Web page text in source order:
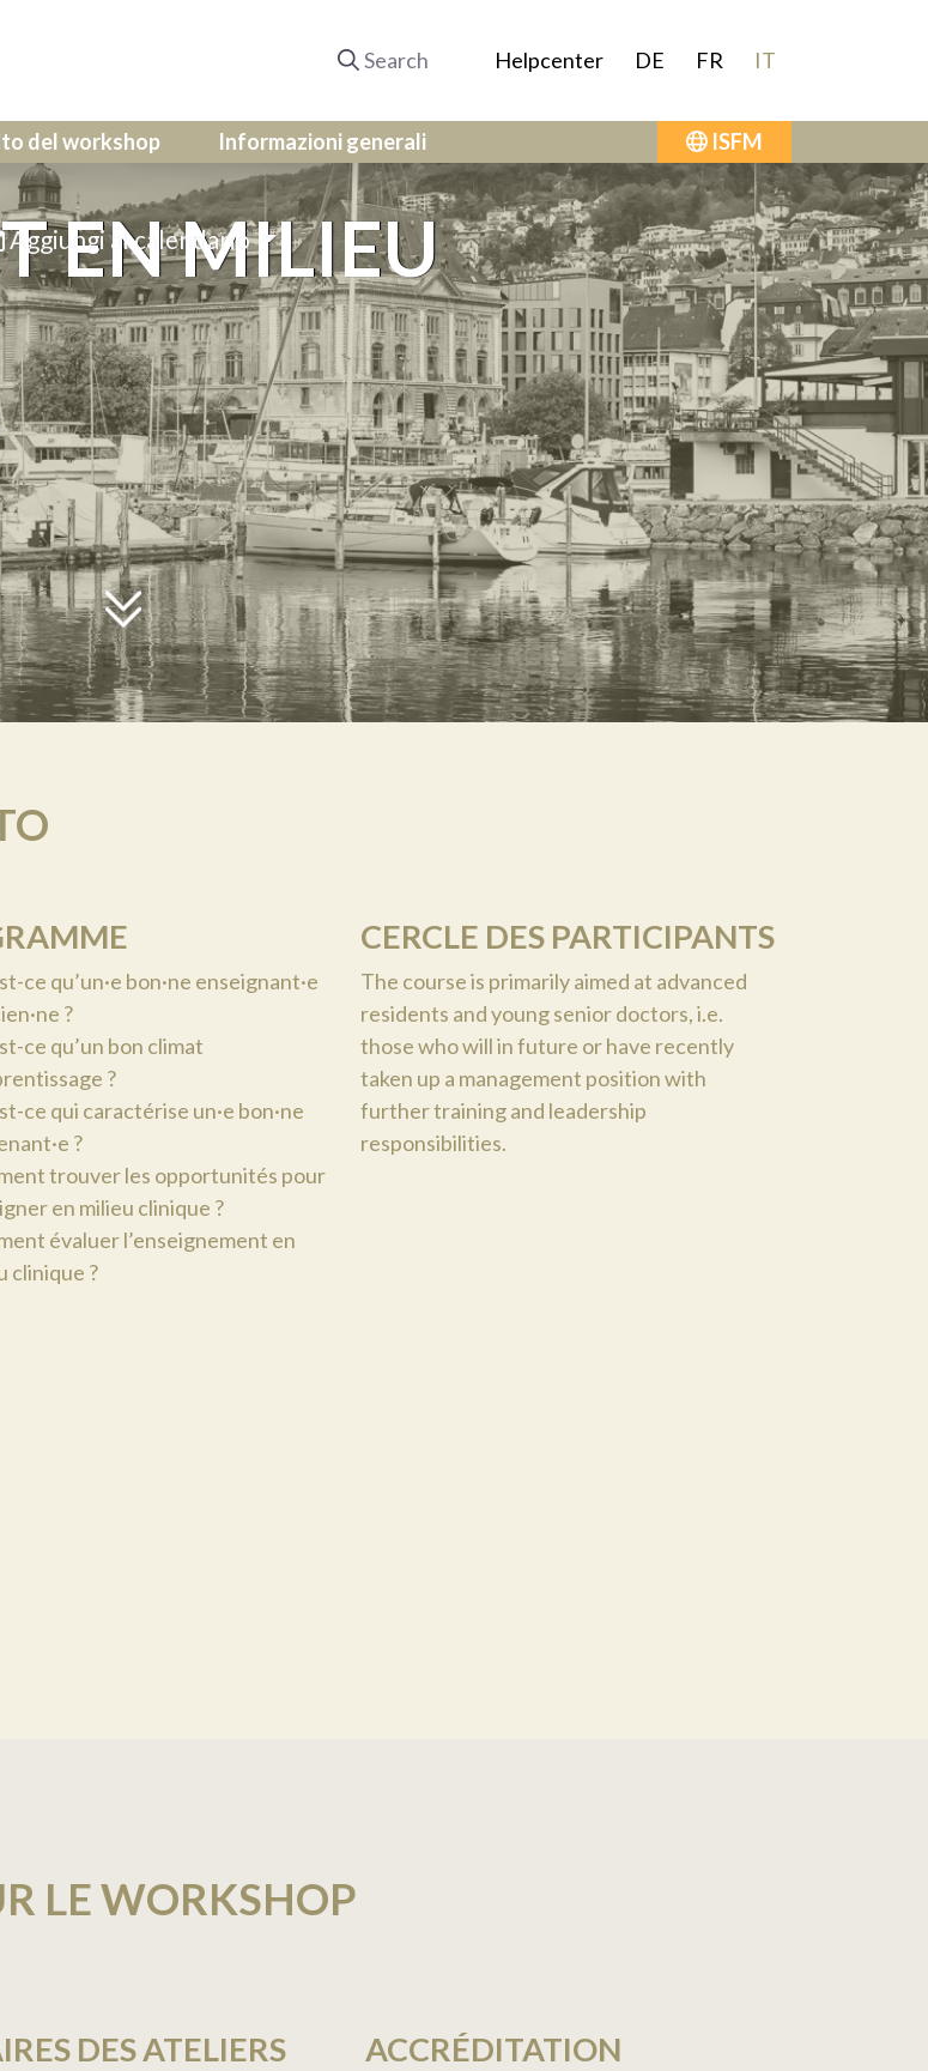
Helpcenter DE FR IT
del workshop Informazioni generali ISFM
Aggiungi al calendario
EN MILIEU
ce qu’un·e bon·ne enseignant·e
?
ce qu’un bon climat
?
ce qui caractérise un·e bon·ne
?
trouver les opportunités pour
en milieu clinique ?
évaluer l’enseignement en
clinique ?
CERCLE DES PARTICIPANTS
The course is primarily aimed at advanced
residents and young senior doctors, i.e.
those who will in future or have recently
taken up a management position with
further training and leadership
responsibilities.
LE WORKSHOP
DES ATELIERS ACCRÉDITATION